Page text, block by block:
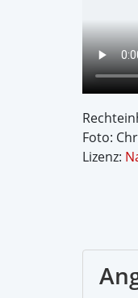
Foto:
Lizenz: